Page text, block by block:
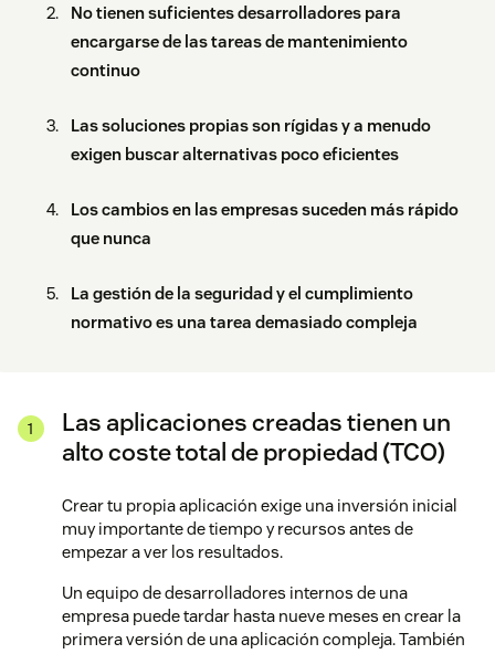
No tienen suficientes desarrolladores para
encargarse de las tareas de mantenimiento
continuo
Las soluciones propias son rígidas y a menudo
exigen buscar alternativas poco eficientes
Los cambios en las empresas suceden más rápido
que nunca
La gestión de la seguridad y el cumplimiento
normativo es una tarea demasiado compleja
Las aplicaciones creadas tienen un
alto coste total de propiedad (TCO)
Crear tu propia aplicación exige una inversión inicial
muy importante de tiempo y recursos antes de
empezar a ver los resultados.
Un equipo de desarrolladores internos de una
empresa puede tardar hasta nueve meses en crear la
primera versión de una aplicación compleja. También